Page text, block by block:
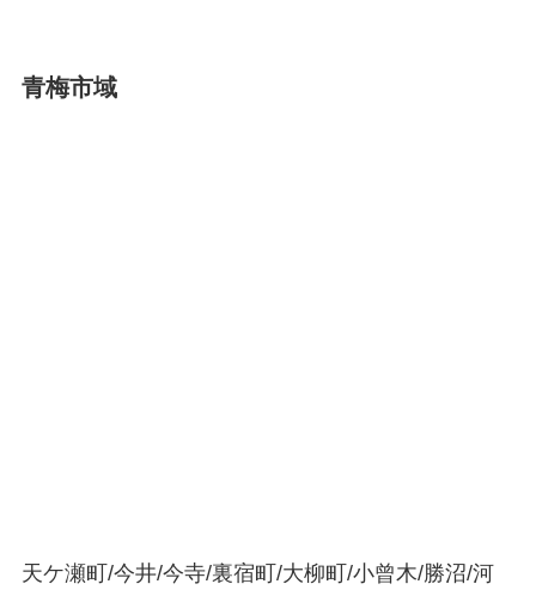
青梅市域
天ケ瀬町/今井/今寺/裏宿町/大柳町/小曾木/勝沼/河